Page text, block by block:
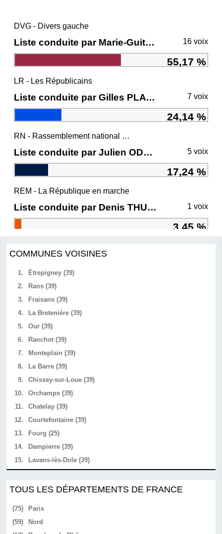
DVG - Divers gauche
Liste conduite par Marie-Guite DUFAY 16 voix
55,17 %
LR - Les Républicains
Liste conduite par Gilles PLATRET 7 voix
24,14 %
RN - Rassemblement national et ses alliés
Liste conduite par Julien ODOUL 5 voix
17,24 %
REM - La République en marche
Liste conduite par Denis THURIOT 1 voix
3,45 %
COMMUNES VOISINES
1.
Étrepigney (39)
2.
Rans (39)
3.
Fraisans (39)
4.
La Bretenière (39)
5.
Our (39)
6.
Ranchot (39)
7.
Monteplain (39)
8.
La Barre (39)
9.
Chissey-sur-Loue (39)
10.
Orchamps (39)
11.
Chatelay (39)
12.
Courtefontaine (39)
13.
Fourg (25)
14.
Dampierre (39)
15.
Lavans-lès-Dole (39)
TOUS LES DÉPARTEMENTS DE FRANCE
(75)
Paris
(59)
Nord